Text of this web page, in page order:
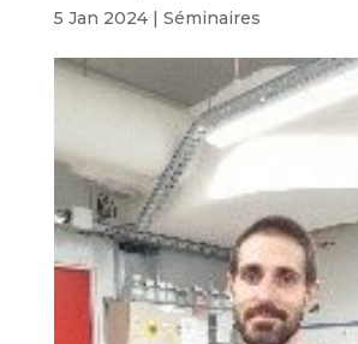
5 Jan 2024| Séminaires